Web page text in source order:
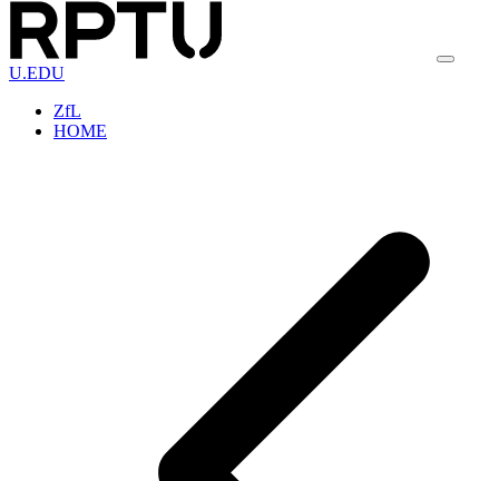
U.EDU
ZfL
HOME